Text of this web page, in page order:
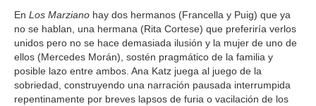
En Los Marziano hay dos hermanos (Francella y Puig) que ya
no se hablan, una hermana (Rita Cortese) que preferiría verlos
unidos pero no se hace demasiada ilusión y la mujer de uno de
ellos (Mercedes Morán), sostén pragmático de la familia y
posible lazo entre ambos. Ana Katz juega al juego de la
sobriedad, construyendo una narración pausada interrumpida
repentinamente por breves lapsos de furia o vacilación de los